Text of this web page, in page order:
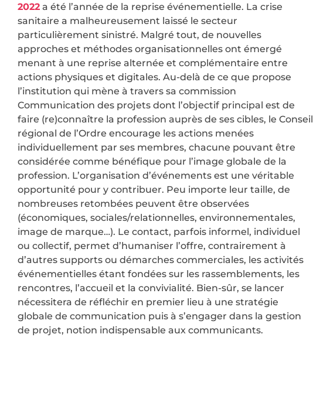
2022 a été l’année de la reprise événementielle. La crise
sanitaire a malheureusement laissé le secteur
particulièrement sinistré. Malgré tout, de nouvelles
approches et méthodes organisationnelles ont émergé
menant à une reprise alternée et complémentaire entre
actions physiques et digitales. Au-delà de ce que propose
l’institution qui mène à travers sa commission
Communication des projets dont l’objectif principal est de
faire (re)connaître la profession auprès de ses cibles, le Conseil
régional de l’Ordre encourage les actions menées
individuellement par ses membres, chacune pouvant être
considérée comme bénéfique pour l’image globale de la
profession. L’organisation d’événements est une véritable
opportunité pour y contribuer. Peu importe leur taille, de
nombreuses retombées peuvent être observées
(économiques, sociales/relationnelles, environnementales,
image de marque…). Le contact, parfois informel, individuel
ou collectif, permet d’humaniser l’offre, contrairement à
d’autres supports ou démarches commerciales, les activités
événementielles étant fondées sur les rassemblements, les
rencontres, l’accueil et la convivialité. Bien-sûr, se lancer
nécessitera de réfléchir en premier lieu à une stratégie
globale de communication puis à s’engager dans la gestion
de projet, notion indispensable aux communicants.